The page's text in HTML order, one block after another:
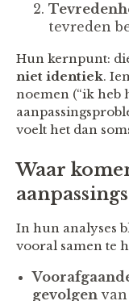
tevreden
Hun kernpunt:
niet identiek.
noemen (“ik heb
voelt het dan
Waar
In hun analyses
vooral samen te
gevolgen